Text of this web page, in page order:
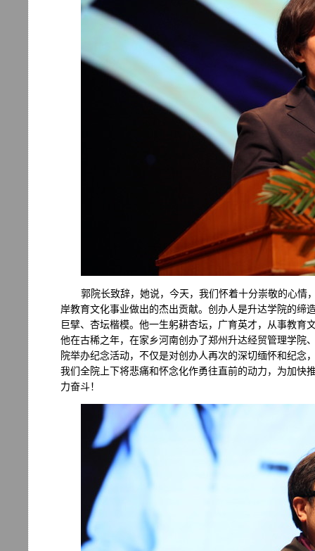
郭院长致辞，她说，今天，我们怀着十分崇敬的心情
岸教育文化事业做出的杰出贡献。创办人是升达学院的缔
巨擘、杏坛楷模。他一生躬耕杏坛，广育英才，从事教
他在古稀之年，在家乡河南创办了郑州升达经贸管理学院
院举办纪念活动，不仅是对创办人再次的深切缅怀和纪
我们全院上下将悲痛和怀念化作勇往直前的动力，为加快
力奋斗！